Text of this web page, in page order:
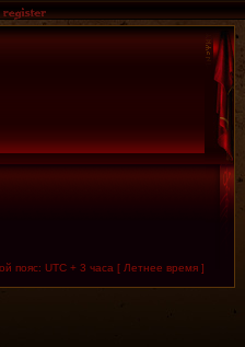
пояс: UTC + 3 часа [ Летнее время ]